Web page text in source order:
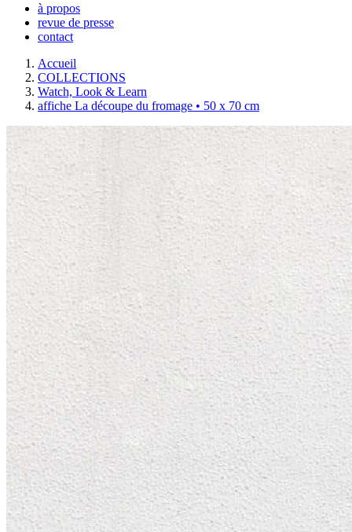
à propos
revue de presse
contact
Accueil
COLLECTIONS
Watch, Look & Learn
affiche La découpe du fromage • 50 x 70 cm